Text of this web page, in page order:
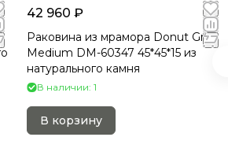
42 960 ₽
Раковина из мрамора Donut Grey
Medium DM-60347 45*45*15 из
натурального камня
В наличии: 1
В корзину